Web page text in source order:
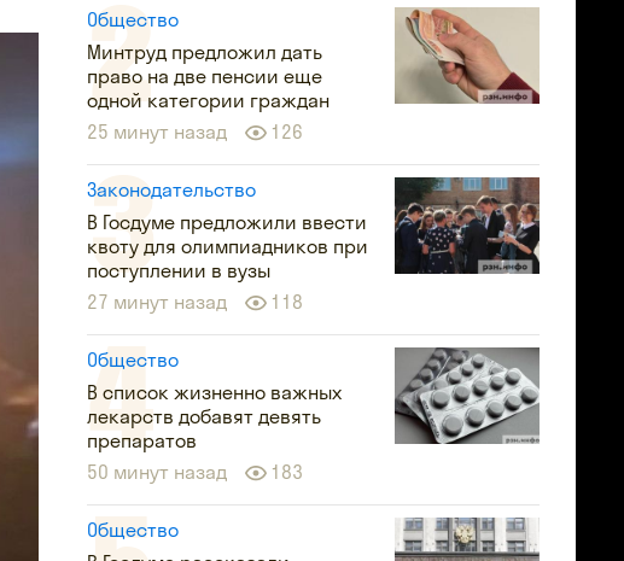
Общество
Минтруд предложил дать
право на две пенсии еще
одной категории граждан
25 минут назад
126
Законодательство
В Госдуме предложили ввести
квоту для олимпиадников при
поступлении в вузы
27 минут назад
118
Общество
В список жизненно важных
лекарств добавят девять
препаратов
50 минут назад
183
Общество